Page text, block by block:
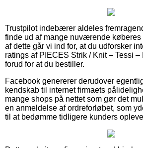
Trustpilot indebærer aldeles
finde ud af mange nuværende køberes
af dette går vi ind for, at du udforsker
ratings af PIECES Strik / Knit – Tessi
forud for at du bestiller.
Facebook genererer derudover
kendskab til internet firmaets
mange shops på nettet som gør det
en anmeldelse af ordreforløbet, som
til at bedømme tidligere kunders